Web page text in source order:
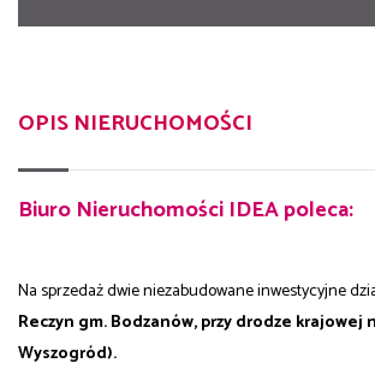
OPIS NIERUCHOMOŚCI
Biuro Nieruchomości IDEA poleca:
Na sprzedaż dwie niezabudowane inwestycyjne
Reczyn gm. Bodzanów, przy drodze krajowej
Wyszogród).